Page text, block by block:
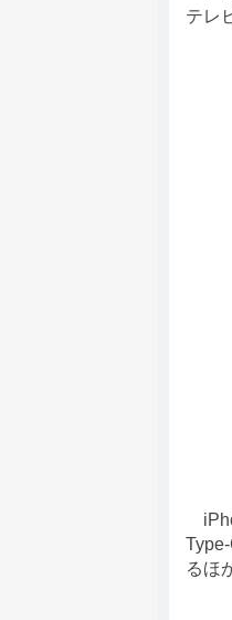
テレ
るほ